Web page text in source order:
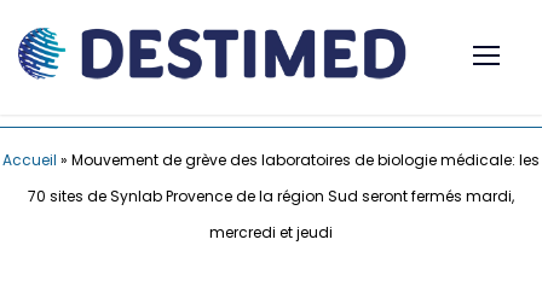
Accueil » Mouvement de grève des laboratoires de biologie médicale: les
70 sites de Synlab Provence de la région Sud seront fermés mardi,
mercredi et jeudi